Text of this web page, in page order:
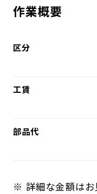
作業概要
区分
工賃
部品代
※ 詳細な金額はお